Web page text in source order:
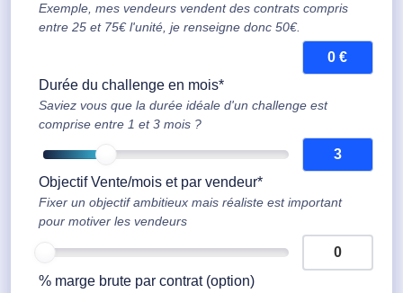
Exemple, mes vendeurs vendent des contrats compris
entre 25 et 75€ l'unité, je renseigne donc 50€.
Durée du challenge en mois*
Saviez vous que la durée idéale d'un challenge est
comprise entre 1 et 3 mois ?
Objectif Vente/mois et par vendeur*
Fixer un objectif ambitieux mais réaliste est important
pour motiver les vendeurs
% marge brute par contrat (option)